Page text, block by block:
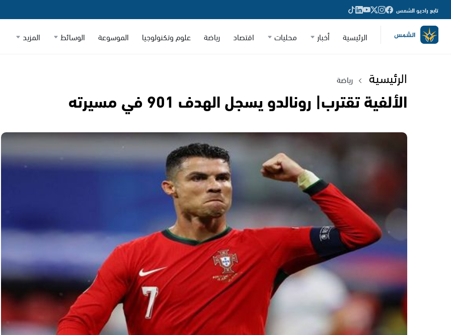
تابع راديو الشمس
الرئيسية أخبار محليات اقتصاد رياضة علوم وتكنولوجيا الموسوعة الوسائط المزيد
الرئيسية رياضة
الألفية تقترب| رونالدو يسجل الهدف 901 في مسيرته